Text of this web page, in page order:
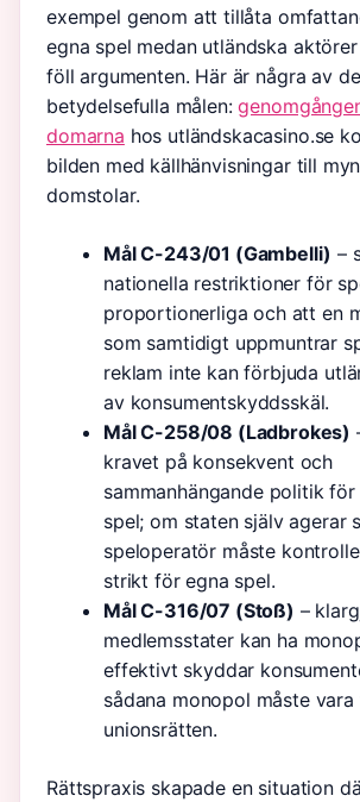
exempel genom att tillåta
egna spel medan utländska
föll argumenten. Här är några av
betydelsefulla målen:
domarna hos utländskacasino.se
bilden med källhänvisningar till
domstolar.
Mål C-243/01 (Gambelli) –
nationella restriktioner för
proportionerliga och att en
som samtidigt uppmuntrar
reklam inte kan förbjuda
av konsumentskyddsskäl.
Mål C-258/08 (Ladbrokes)
kravet på konsekvent och
sammanhängande politik
spel; om staten själv agerar
speloperatör måste
strikt för egna spel.
Mål C-316/07 (Stoß) –
medlemsstater kan ha
effektivt skyddar
sådana monopol måste
unionsrätten.
Rättspraxis skapade en situation